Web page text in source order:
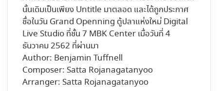
นั้นเดิมเป็นเพียง Untitle มาตลอด และได้ถูกประกาศ
ชื่อในวัน Grand Openning ตู้ปลาแห่งใหม่ Digital
Live Studio ที่ชั้น 7 MBK Center เมื่อวันที่ 4
ธันวาคม 2562 ที่ผ่านมา
Author: Benjamin Tuffnell
Composer: Satta Rojanagatanyoo
Arranger: Satta Rojanagatanyoo